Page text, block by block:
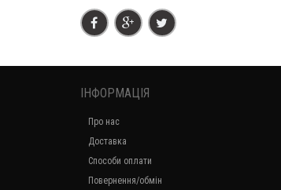
ІНФОРМАЦІЯ
Про нас
Доставка
Способи оплати
Повернення/обмін